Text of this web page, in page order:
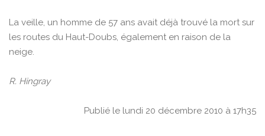
La veille, un homme de 57 ans avait déjà trouvé la mort sur
les routes du Haut-Doubs, également en raison de la
neige.
R. Hingray
Publié le lundi 20 décembre 2010 à 17h35